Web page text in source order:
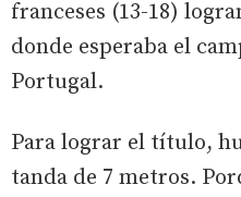
franceses (13-18)
donde esperaba el
Portugal.
Para lograr el título,
tanda de 7 metros.